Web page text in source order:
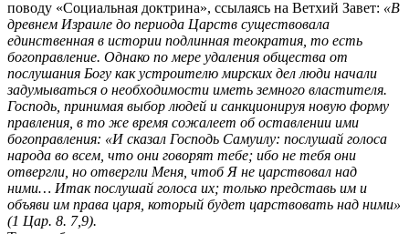
поводу «Социальная доктрина», ссылаясь на Ветхий Завет: «В
древнем Израиле до периода Царств существовала
единственная в истории подлинная теократия, то есть
богоправление. Однако по мере удаления общества от
послушания Богу как устроителю мирских дел люди начали
задумываться о необходимости иметь земного властителя.
Господь, принимая выбор людей и санкционируя новую форму
правления, в то же время сожалеет об оставлении ими
богоправления: «И сказал Господь Самуилу: послушай голоса
народа во всем, что они говорят тебе; ибо не тебя они
отвергли, но отвергли Меня, чтоб Я не царствовал над
ними… Итак послушай голоса их; только представь им и
объяви им права царя, который будет царствовать над ними»
(1 Цар. 8. 7,9).